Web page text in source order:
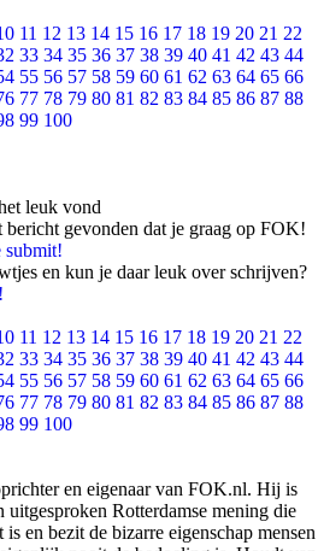
11 12 13 14 15 16 17 18 19 20 21 22
33 34 35 36 37 38 39 40 41 42 43 44
55 56 57 58 59 60 61 62 63 64 65 66
77 78 79 80 81 82 83 84 85 86 87 88
99 100
leuk vond
bericht gevonden dat je graag op FOK!
submit!
en kun je daar leuk over schrijven?
11 12 13 14 15 16 17 18 19 20 21 22
33 34 35 36 37 38 39 40 41 42 43 44
55 56 57 58 59 60 61 62 63 64 65 66
77 78 79 80 81 82 83 84 85 86 87 88
99 100
en eigenaar van FOK.nl. Hij is
uitgesproken Rotterdamse mening die
en bezit de bizarre eigenschap mensen